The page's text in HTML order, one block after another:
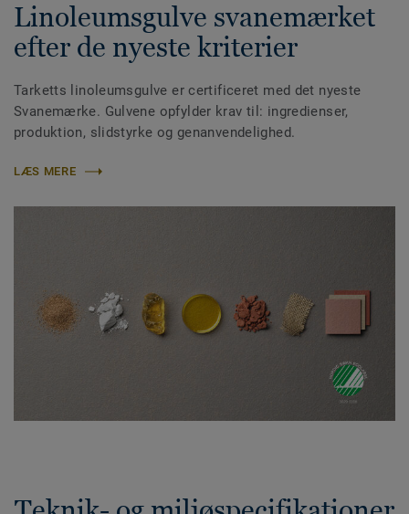
Linoleumsgulve svanemærket
efter de nyeste kriterier
Tarketts linoleumsgulve er certificeret med det nyeste
Svanemærke. Gulvene opfylder krav til: ingredienser,
produktion, slidstyrke og genanvendelighed.
LÆS MERE